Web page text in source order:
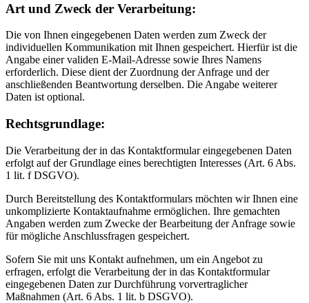
Art und Zweck der Verarbeitung:
Die von Ihnen eingegebenen Daten werden zum Zweck der
individuellen Kommunikation mit Ihnen gespeichert. Hierfür ist die
Angabe einer validen E-Mail-Adresse sowie Ihres Namens
erforderlich. Diese dient der Zuordnung der Anfrage und der
anschließenden Beantwortung derselben. Die Angabe weiterer
Daten ist optional.
Rechtsgrundlage:
Die Verarbeitung der in das Kontaktformular eingegebenen Daten
erfolgt auf der Grundlage eines berechtigten Interesses (Art. 6 Abs.
1 lit. f DSGVO).
Durch Bereitstellung des Kontaktformulars möchten wir Ihnen eine
unkomplizierte Kontaktaufnahme ermöglichen. Ihre gemachten
Angaben werden zum Zwecke der Bearbeitung der Anfrage sowie
für mögliche Anschlussfragen gespeichert.
Sofern Sie mit uns Kontakt aufnehmen, um ein Angebot zu
erfragen, erfolgt die Verarbeitung der in das Kontaktformular
eingegebenen Daten zur Durchführung vorvertraglicher
Maßnahmen (Art. 6 Abs. 1 lit. b DSGVO).